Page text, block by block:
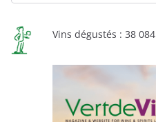
Vins dégustés : 38 084